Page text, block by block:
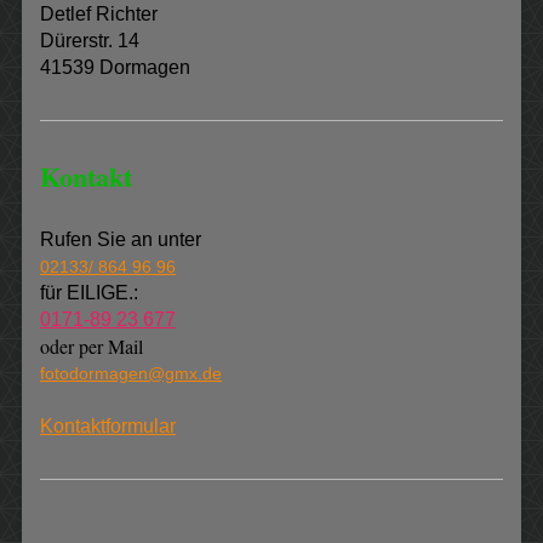
Detlef Richter
Dürerstr. 14
41539 Dormagen
Kontakt
Rufen Sie an unter
02133/ 864 96 96
für EILIGE.:
0171-89 23 677
oder per Mail
fotodormagen@gmx.de
Kontaktformular